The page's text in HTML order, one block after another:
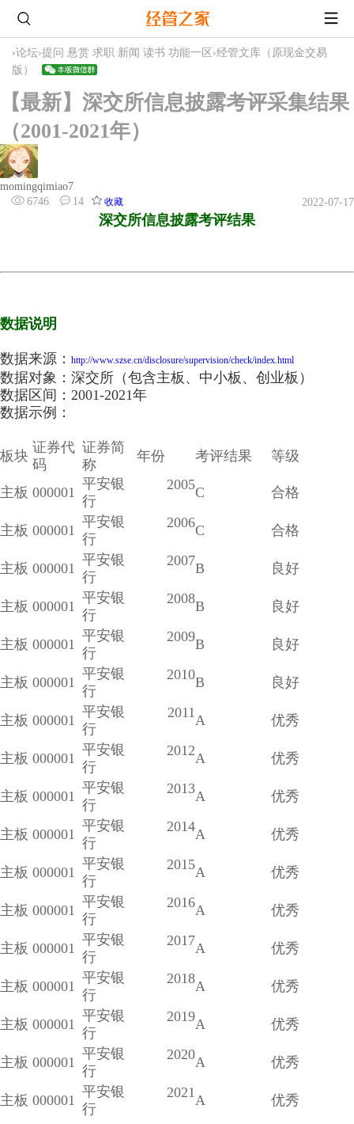
›论坛›提问 悬赏 求职 新闻 读书 功能一区 ›经管文库（原现金交易
版）
【最新】深交所信息披露考评采集结果
（2001-2021年）
momingqimiao7
6746
14 收藏 2022-07-17
深交所信息披露考评结果
数据说明
数据来源： http://www.szse.cn/disclosure/supervision/check/index.html
数据对象：深交所（包含主板、中小板、创业板）
数据区间：2001-2021年
数据示例：
板块
证券代
码
证券简
称
年份 考评结果 等级
主板 000001
平安银
行
2005C 合格
主板 000001
平安银
行
2006C 合格
主板 000001
平安银
行
2007B 良好
主板 000001
平安银
行
2008B 良好
主板 000001
平安银
行
2009B 良好
主板 000001
平安银
行
2010B 良好
主板 000001
平安银
行
2011 A 优秀
主板 000001
平安银
行
2012A 优秀
主板 000001
平安银
行
2013A 优秀
主板 000001
平安银
行
2014A 优秀
主板 000001
平安银
行
2015A 优秀
主板 000001
平安银
行
2016A 优秀
主板 000001
平安银
行
2017A 优秀
主板 000001
平安银
行
2018A 优秀
主板 000001
平安银
行
2019A 优秀
主板 000001
平安银
行
2020A 优秀
主板 000001
平安银
行
2021 A 优秀